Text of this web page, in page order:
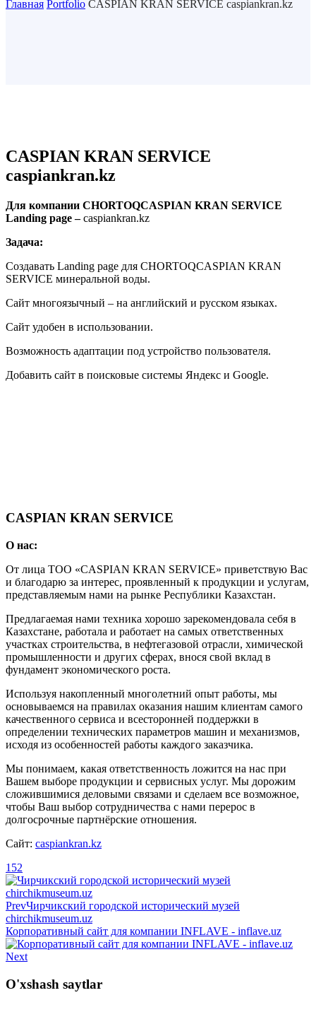
Главная Portfolio CASPIAN KRAN SERVICE caspiankran.kz
CASPIAN KRAN SERVICE
caspiankran.kz
Для компании CHORTOQCASPIAN KRAN SERVICE
Landing page –caspiankran.kz
Задача:
Создавать Landing page для CHORTOQCASPIAN KRAN
SERVICE минеральной воды.
Сайт многоязычный – на английский и русском языках.
Сайт удобен в использовании.
Возможность адаптации под устройство пользователя.
Добавить сайт в поисковые системы Яндекс и Google.
CASPIAN KRAN SERVICE
О нас:
От лица ТОО «CASPIAN KRAN SERVICE» приветствую Вас
и благодарю за интерес, проявленный к продукции и услугам,
представляемым нами на рынке Республики Казахстан.
Предлагаемая нами техника хорошо зарекомендовала себя в
Казахстане, работала и работает на самых ответственных
участках строительства, в нефтегазовой отрасли, химической
промышленности и других сферах, внося свой вклад в
фундамент экономического роста.
Используя накопленный многолетний опыт работы, мы
основываемся на правилах оказания нашим клиентам самого
качественного сервиса и всесторонней поддержки в
определении технических параметров машин и механизмов,
исходя из особенностей работы каждого заказчика.
Мы понимаем, какая ответственность ложится на нас при
Вашем выборе продукции и сервисных услуг. Мы дорожим
сложившимися деловыми связами и сделаем все возможное,
чтобы Ваш выбор сотрудничества с нами перерос в
долгосрочные партнёрские отношения.
Сайт: caspiankran.kz
152
PrevЧирчикский городской исторический музей
chirchikmuseum.uz
Корпоративный сайт для компании INFLAVE - inflave.uz
Next
O'xshash saytlar